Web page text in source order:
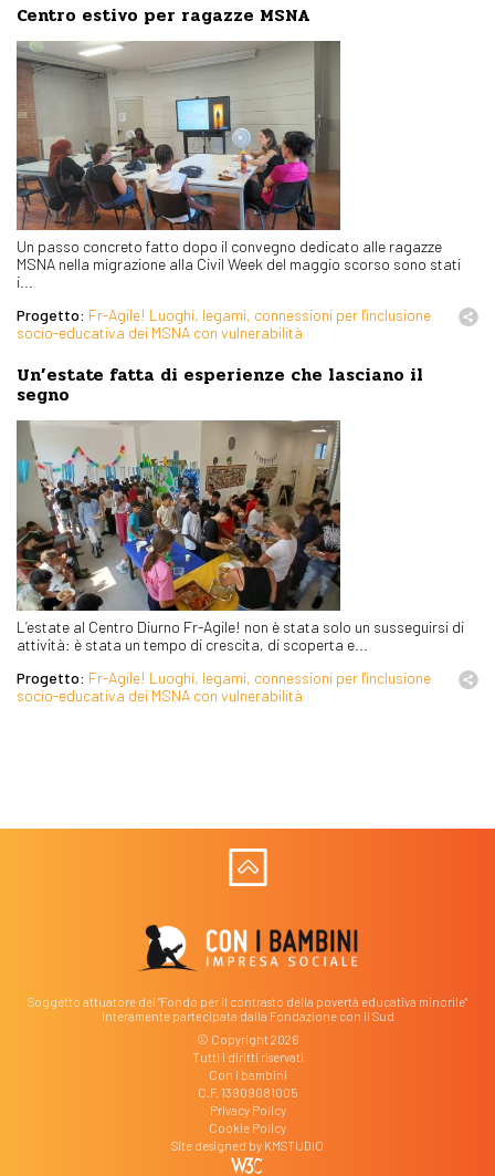
Centro estivo per ragazze MSNA
Un passo concreto fatto dopo il convegno dedicato alle ragazze
MSNA nella migrazione alla Civil Week del maggio scorso sono stati
i...
Progetto: Fr-Agile! Luoghi, legami, connessioni per l'inclusione
socio-educativa dei MSNA con vulnerabilità
Un’estate fatta di esperienze che lasciano il
segno
L’estate al Centro Diurno Fr-Agile! non è stata solo un susseguirsi di
attività: è stata un tempo di crescita, di scoperta e...
Progetto: Fr-Agile! Luoghi, legami, connessioni per l'inclusione
socio-educativa dei MSNA con vulnerabilità
Soggetto attuatore del "Fondo per il contrasto della povertà educativa minorile"
interamente partecipata dalla Fondazione con il Sud
© Copyright 2026
Tutti i diritti riservati
Con i bambini
C.F. 13909081005
Privacy Policy
Cookie Policy
Site designed by KMSTUDIO